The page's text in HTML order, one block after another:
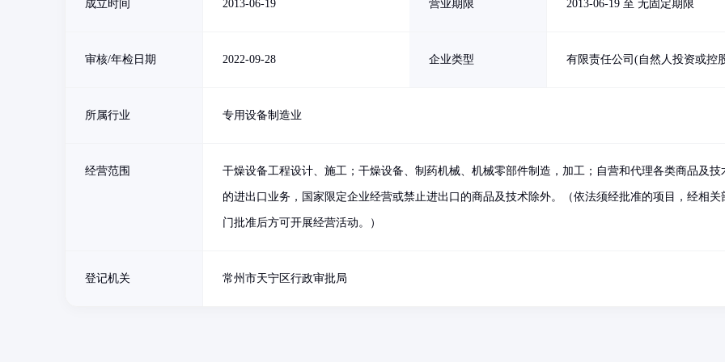
成立时间 2013-06-19 营业期限 2013-06-19 至 无固定期限
审核/年检日期 2022-09-28 企业类型 有限责任公司(自然人投资或控
所属行业 专用设备制造业
经营范围 干燥设备工程设计、施工；干燥设备、制药机械、机械零部件制造，加工；自营和代理各类商品及技
的进出口业务，国家限定企业经营或禁止进出口的商品及技术除外。（依法须经批准的项目，经相关
门批准后方可开展经营活动。）
登记机关 常州市天宁区行政审批局